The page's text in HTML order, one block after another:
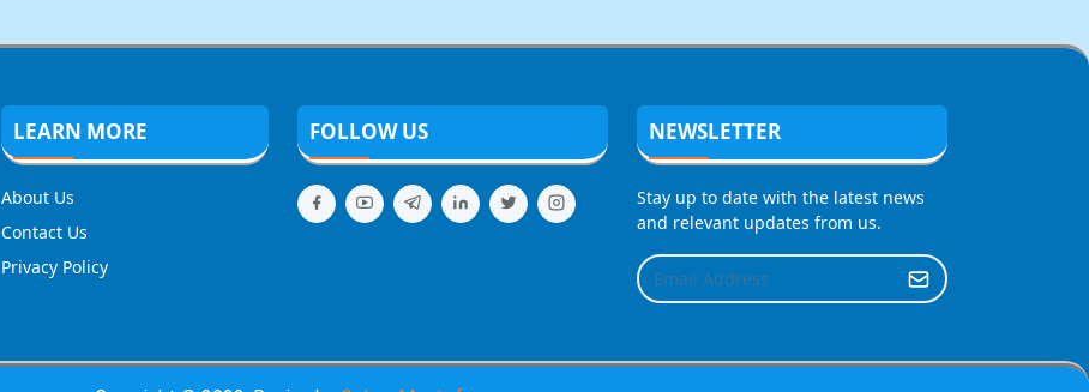
LEARN MORE
About Us
Contact Us
Privacy Policy
FOLLOW US NEWSLETTER
Stay up to date with the latest news
and relevant updates from us.